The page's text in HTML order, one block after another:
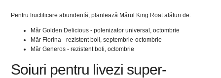
Pentru fructificare abundentă, plantează Mărul King Roat alături de:
Măr Golden Delicious - polenizator universal, octombrie
Măr Florina - rezistent boli, septembrie-octombrie
Măr Generos - rezistent boli, octombrie
Soiuri pentru livezi super-